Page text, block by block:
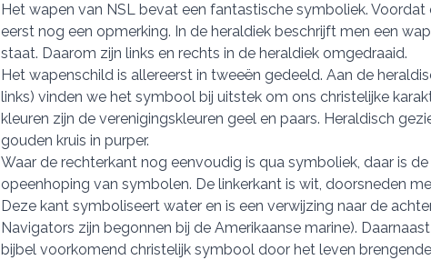
Het wapen van NSL bevat een fantastische symboliek.
eerst nog een opmerking. In de heraldiek beschrijft men een
staat. Daarom zijn links en rechts in de heraldiek omgedraaid.
Het wapenschild is allereerst in tweeën gedeeld. Aan de
links) vinden we het symbool bij uitstek om ons christelijke
kleuren zijn de verenigingskleuren geel en paars. Heraldisch
gouden kruis in purper.
Waar de rechterkant nog eenvoudig is qua symboliek, daar is
opeenhoping van symbolen. De linkerkant is wit, doorsneden
Deze kant symboliseert water en is een verwijzing naar de
Navigators zijn begonnen bij de Amerikaanse marine).
bijbel voorkomend christelijk symbool door het leven brengende